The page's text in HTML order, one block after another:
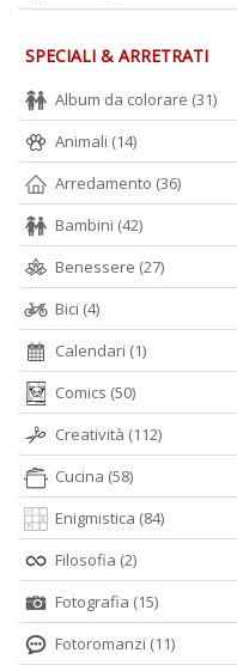
SPECIALI & ARRETRATI
Album da colorare (31)
Animali (14)
Arredamento (36)
Bambini (42)
Benessere (27)
Bici (4)
Calendari (1)
Comics (50)
Creatività (112)
Cucina (58)
Enigmistica (84)
Filosofia (2)
Fotografia (15)
Fotoromanzi (11)